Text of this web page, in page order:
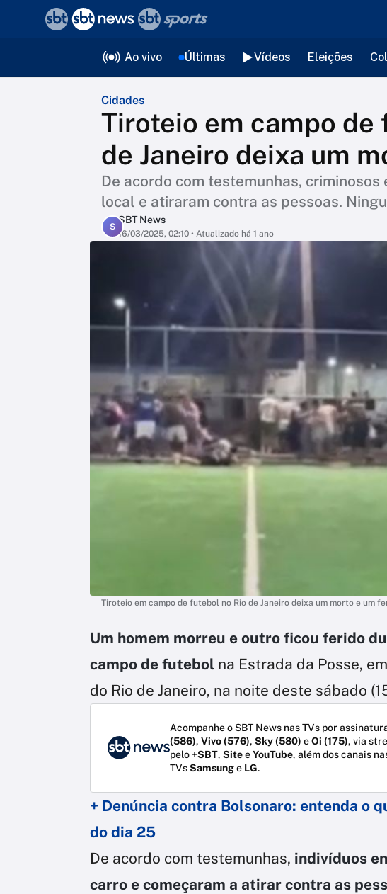
Ao vivo Últimas Vídeos Eleições
Cidades
Tiroteio em campo de
de Janeiro deixa um
De acordo com testemunhas,
local e atiraram contra as pessoas.
S
SBT News
16/03/2025, 02:10 • Atualizado há 1 ano
Tiroteio em campo de futebol no Rio de Janeiro deixa um morto e um
Um homem morreu e outro ficou ferido
campo de futebol na Estrada da Posse,
do Rio de Janeiro, na noite deste sábado
Acompanhe o SBT News nas TVs por
(586), Vivo (576), Sky (580) eOi (175), via
pelo+SBT, SiteeYouTube, além dos canais
TVsSamsunge LG.
+ Denúncia contra Bolsonaro: entenda o
do dia 25
De acordo com testemunhas, indivíduos
carro e começaram a atirar contra as
voltar
Editorias